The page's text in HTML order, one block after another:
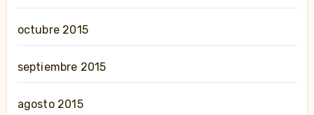
octubre 2015
septiembre 2015
agosto 2015